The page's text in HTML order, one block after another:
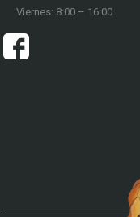
Viernes: 8:00 – 16:00